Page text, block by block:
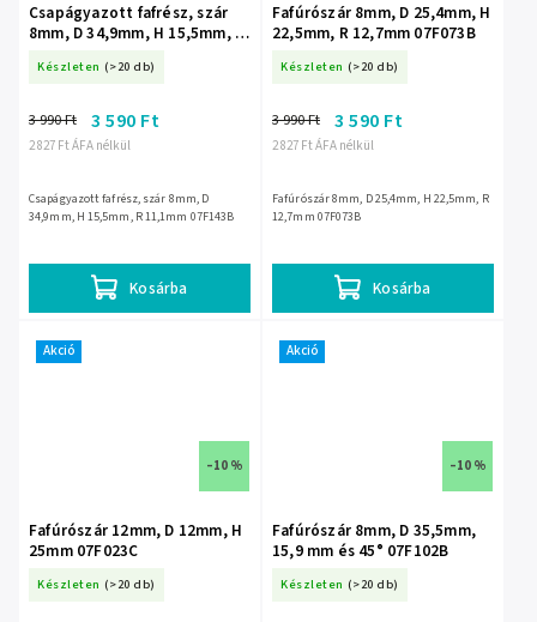
Csapágyazott fafrész, szár
8mm, D 34,9mm, H 15,5mm, R
Készleten (>20 db)
2 827 Ft ÁFA nélkül
3 990 Ft 3 590 Ft
Kosárba
Csapágyazott fafrész, szár 8mm, D
34,9mm, H 15,5mm, R 11,1mm 07F143B
Fafúrószár 8mm, D 25,4mm, H
22,5mm, R 12,7mm 07F073B
Készleten (>20 db)
2 827 Ft ÁFA nélkül
3 990 Ft 3 590 Ft
Kosárba
Fafúrószár 8mm, D 25,4mm, H 22,5mm, R
12,7mm 07F073B
Akció
–10 %
Fafúrószár 12mm, D 12mm, H
25mm 07F023C
Készleten (>20 db)
Akció
–10 %
Fafúrószár 8mm, D 35,5mm,
15,9 mm és 45° 07F102B
Készleten (>20 db)